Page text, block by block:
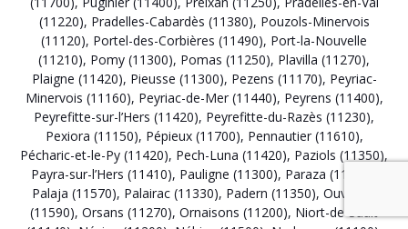
(11220), Pradelles-Cabardès (11380), Pouzols-Minervois
(11120), Portel-des-Corbières (11490), Port-la-Nouvelle
(11210), Pomy (11300), Pomas (11250), Plavilla (11270),
Plaigne (11420), Pieusse (11300), Pezens (11170), Peyriac-
Minervois (11160), Peyriac-de-Mer (11440), Peyrens (11400),
Peyrefitte-sur-l’Hers (11420), Peyrefitte-du-Razès (11230),
Pexiora (11150), Pépieux (11700), Pennautier (11610),
Pécharic-et-le-Py (11420), Pech-Luna (11420), Paziols (11350),
Payra-sur-l’Hers (11410), Pauligne (11300), Paraza (11200)
Palaja (11570), Palairac (11330), Padern (11350), Ouveillan
(11590), Orsans (11270), Ornaisons (11200), Niort-de-Sault